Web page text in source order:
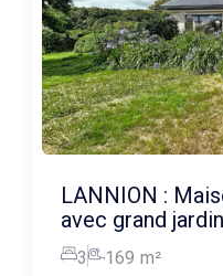
LANNION :
avec grand
3 169 m²